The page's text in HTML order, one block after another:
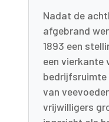
Nadat de
afgebrand
1893 een
een vierkante
van
vrijwilligers